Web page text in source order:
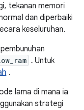
tekanan memori
dan diperbaiki
keseluruhan.
. Untuk
.
lama di mana ia
strategi